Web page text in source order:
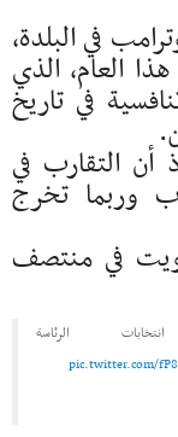
في البلدة،
هذا العام، الذي
في تاريخ
أن التقارب في
وربما تخرج
في منتصف
الرئاسة
pic.twitter.com/